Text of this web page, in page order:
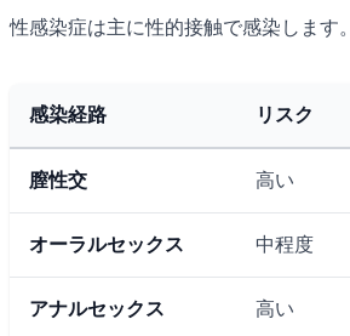
性感染症は主に性的接触で感染します。
感染経路 リスク
膣性交 高い
オーラルセックス 中程度
アナルセックス 高い